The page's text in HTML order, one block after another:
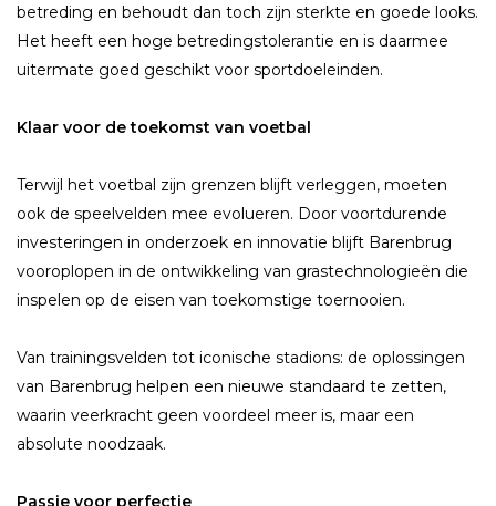
betreding en behoudt dan toch zijn sterkte en goede looks.
Het heeft een hoge betredingstolerantie en is daarmee
uitermate goed geschikt voor sportdoeleinden.
Klaar voor de toekomst van voetbal
Terwijl het voetbal zijn grenzen blijft verleggen, moeten
ook de speelvelden mee evolueren. Door voortdurende
investeringen in onderzoek en innovatie blijft Barenbrug
vooroplopen in de ontwikkeling van grastechnologieën die
inspelen op de eisen van toekomstige toernooien.
Van trainingsvelden tot iconische stadions: de oplossingen
van Barenbrug helpen een nieuwe standaard te zetten,
waarin veerkracht geen voordeel meer is, maar een
absolute noodzaak.